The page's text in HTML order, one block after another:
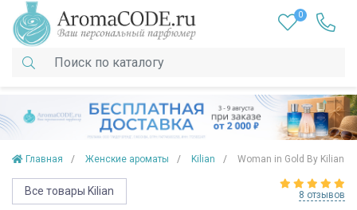
0
Главная Женские ароматы Kilian Woman in Gold By Kilian
Все товары Kilian 8 отзывов